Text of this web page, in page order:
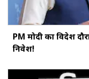
PM मोदी का विदेश
निवेश!